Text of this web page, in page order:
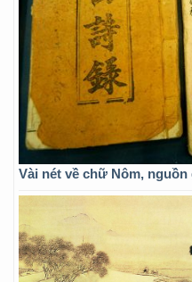
Vài nét về chữ Nôm,